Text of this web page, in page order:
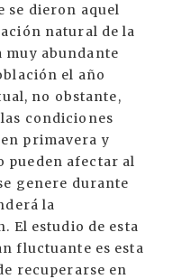
se dieron aquel
natural de la
muy abundante
el año
no obstante,
condiciones
primavera y
pueden afectar al
genere durante
la
El estudio de esta
fluctuante es esta
recuperarse en